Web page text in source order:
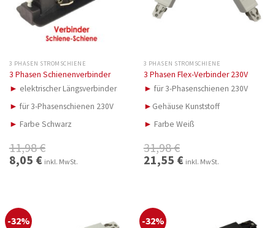
3 PHASEN STROMSCHIENE
3 Phasen Schienenverbinder
► elektrischer Längsverbinder
► für 3-Phasenschienen 230V
► Farbe Schwarz
11,98€
Ursprünglicher
Preis
8,05 €Aktueller
Preis
inkl. MwSt.
3 PHASEN STROMSCHIENE
3 Phasen Flex-Verbinder 230V
► für 3-Phasenschienen 230V
► Gehäuse Kunststoff
► Farbe Weiß
31,98€
Ursprünglicher
Preis
21,55 €Aktueller
Preis
inkl. MwSt.
-32% -32%